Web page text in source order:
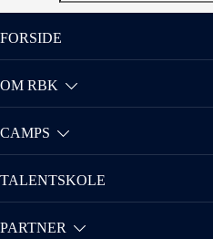
FORSIDE
OM RBK
CAMPS
TALENTSKOLE
PARTNER